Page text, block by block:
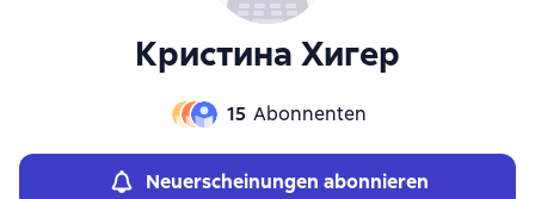
Кристина Хигер
15 Abonnenten
Neuerscheinungen abonnieren